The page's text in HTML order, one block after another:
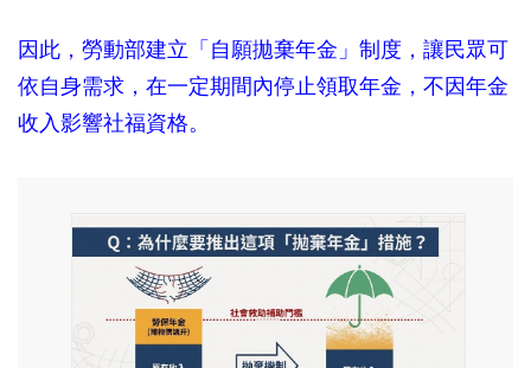
因此，勞動部建立「自願拋棄年金」制度，讓民眾可
依自身需求，在一定期間內停止領取年金，不因年金
收入影響社福資格。